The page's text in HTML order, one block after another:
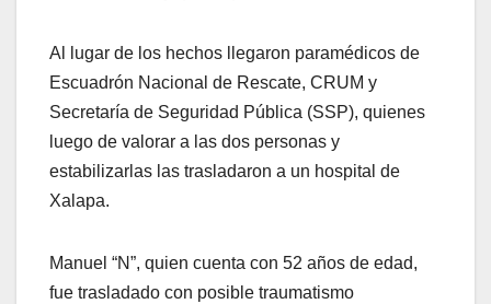
Al lugar de los hechos llegaron paramédicos de
Escuadrón Nacional de Rescate, CRUM y
Secretaría de Seguridad Pública (SSP), quienes
luego de valorar a las dos personas y
estabilizarlas las trasladaron a un hospital de
Xalapa.
Manuel “N”, quien cuenta con 52 años de edad,
fue trasladado con posible traumatismo